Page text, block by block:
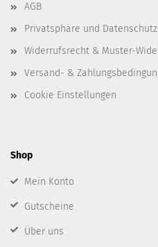
AGB
Privatsphäre und Datenschutz
Widerrufsrecht & Muster-
Versand- &
Cookie Einstellungen
Shop
Mein Konto
Gutscheine
Über uns